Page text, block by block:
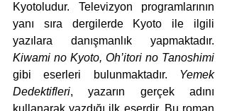
Kyotoludur. Televizyon programlarının
yanı sıra dergilerde Kyoto ile ilgili
gibi eserleri bulunmaktadır. Yemek
Dedektifleri, yazarın gerçek adını